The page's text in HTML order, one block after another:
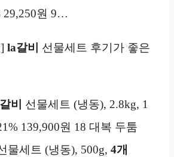
29,250원 9…
la갈비
선물세트 후기가 좋은
비
선물세트 (냉동), 2.8kg, 1
139,900원 18 대복 두툼
물세트 (냉동), 500g, 4개